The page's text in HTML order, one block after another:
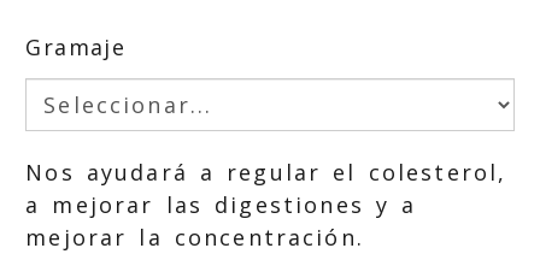
Gramaje
Nos ayudará a regular el colesterol,
a mejorar las digestiones y a
mejorar la concentración.